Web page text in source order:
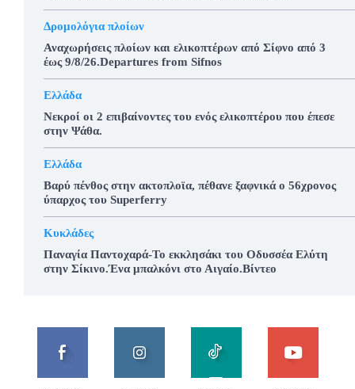
Δρομολόγια πλοίων
Αναχωρήσεις πλοίων και ελικοπτέρων από Σίφνο από 3
έως 9/8/26.Departures from Sifnos
Ελλάδα
Νεκροί οι 2 επιβαίνοντες του ενός ελικοπτέρου που έπεσε
στην Ψάθα.
Ελλάδα
Βαρύ πένθος στην ακτοπλοϊα, πέθανε ξαφνικά ο 56χρονος
ύπαρχος του Superferry
Κυκλάδες
Παναγία Παντοχαρά-Το εκκλησάκι του Οδυσσέα Ελύτη
στην Σίκινο.Ένα μπαλκόνι στο Αιγαίο.Βίντεο